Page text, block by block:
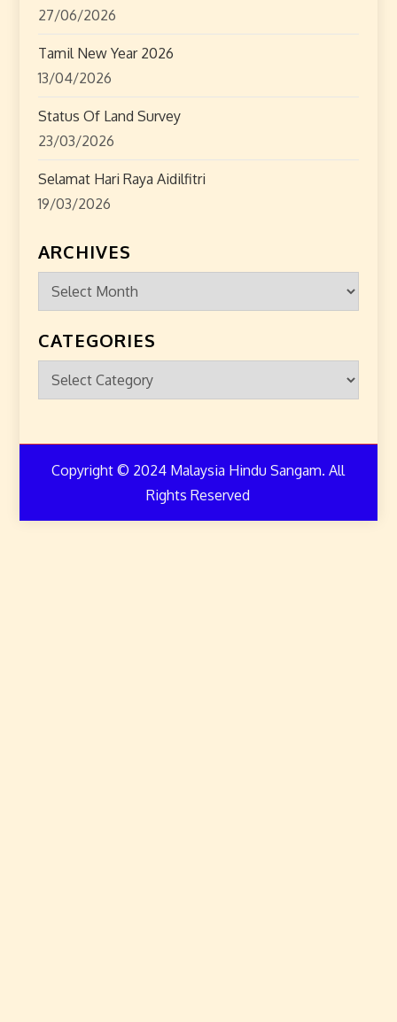
27/06/2026
Tamil New Year 2026
13/04/2026
Status Of Land Survey
23/03/2026
Selamat Hari Raya Aidilfitri
19/03/2026
ARCHIVES
Archives
CATEGORIES
Categories
Copyright © 2024 Malaysia Hindu Sangam. All
Rights Reserved